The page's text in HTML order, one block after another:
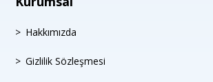
Hakkımızda
Gizlilik Sözleşmesi